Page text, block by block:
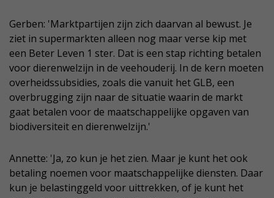
Gerben: 'Marktpartijen zijn zich daarvan al bewust. Je
ziet in supermarkten alleen nog maar verse kip met
een Beter Leven 1 ster. Dat is een stap richting betalen
voor dierenwelzijn in de veehouderij. In de kern moeten
overheidssubsidies, zoals die vanuit het GLB, een
overbrugging zijn naar de situatie waarin de markt
gaat betalen voor de maatschappelijke opgaven van
biodiversiteit en dierenwelzijn.'
Annette: 'Ja, zo kun je het zien. Maar je kunt het ook
betaling noemen voor maatschappelijke diensten. Daar
kun je belastinggeld voor uittrekken, of je kunt het